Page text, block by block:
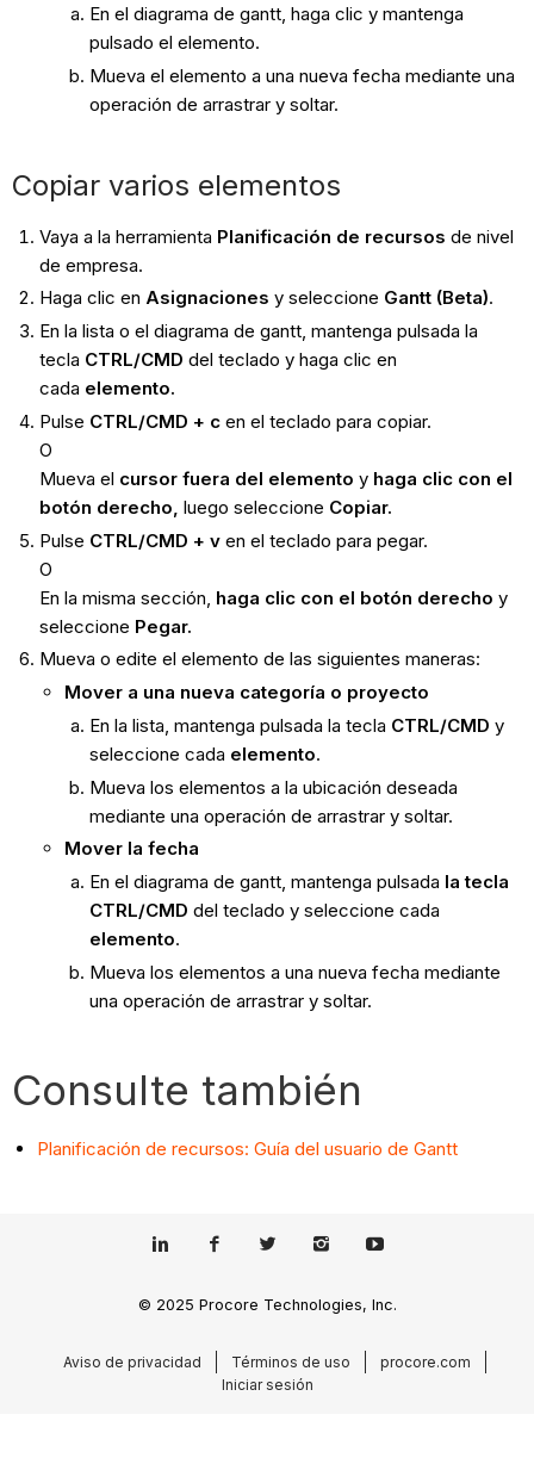
En el diagrama de gantt, haga clic y mantenga
pulsado el elemento.
Mueva el elemento a una nueva fecha mediante una
operación de arrastrar y soltar.
Copiar varios elementos
Vaya a la herramienta Planificación de recursos de nivel
de empresa.
Haga clic en Asignaciones y seleccione Gantt (Beta).
En la lista o el diagrama de gantt, mantenga pulsada la
tecla CTRL/CMD del teclado y haga clic en
cada elemento.
Pulse CTRL/CMD + cen el teclado para copiar.
O
Mueva el cursor fuera del elemento y haga clic con el
botón derecho, luego seleccione Copiar.
Pulse CTRL/CMD + ven el teclado para pegar.
O
En la misma sección, haga clic con el botón derecho y
seleccione Pegar.
Mueva o edite el elemento de las siguientes maneras:
Mover a una nueva categoría o proyecto
En la lista, mantenga pulsada la tecla CTRL/CMD y
seleccione cada elemento.
Mueva los elementos a la ubicación deseada
mediante una operación de arrastrar y soltar.
Mover la fecha
En el diagrama de gantt, mantenga pulsada la tecla
CTRL/CMD del teclado y seleccione cada
elemento.
Mueva los elementos a una nueva fecha mediante
una operación de arrastrar y soltar.
Consulte también
Planificación de recursos: Guía del usuario de Gantt
© 2025 Procore Technologies, Inc.
Aviso de privacidad Términos de uso
procore.com
Iniciar sesión